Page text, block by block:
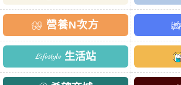
營養N次方
生活站